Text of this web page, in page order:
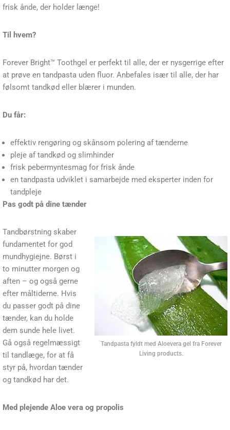
frisk ånde, der holder længe!
Til hvem?
Forever Bright™ Toothgel er perfekt til alle, der er nysgerrige efter
at prøve en tandpasta uden fluor. Anbefales især til alle, der har
følsomt tandkød eller blærer i munden.
Du får:
effektiv rengøring og skånsom polering af tænderne
pleje af tandkød og slimhinder
frisk pebermyntesmag for frisk ånde
en tandpasta udviklet i samarbejde med eksperter inden for
tandpleje
Pas godt på dine tænder
Tandpasta fyldt med Aloevera gel fra Forever
Living products.
Tandbørstning skaber
fundamentet for god
mundhygiejne. Børst i
to minutter morgen og
aften – og også gerne
efter måltiderne. Hvis
du passer godt på dine
tænder, kan du holde
dem sunde hele livet.
Gå også regelmæssigt
til tandlæge, for at få
styr på, hvordan tænder
og tandkød har det.
Med plejende Aloe vera og propolis